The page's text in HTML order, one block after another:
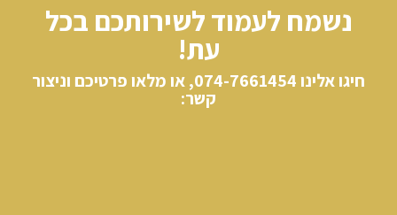
נשמח לעמוד לשירותכם בכל
עת!
חיגו אלינו​ 074-7661454, או מלאו פרטיכם וניצור
קשר: